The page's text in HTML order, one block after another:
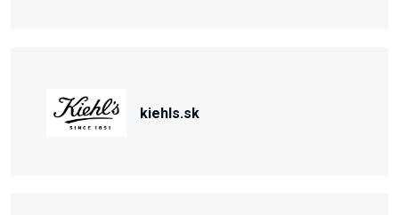
kiehls.sk